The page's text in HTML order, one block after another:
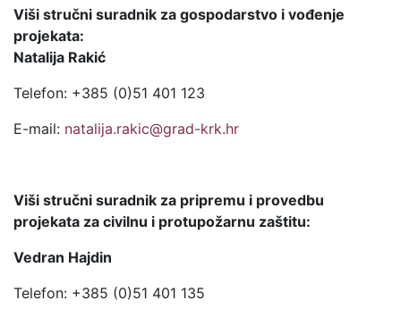
Viši stručni suradnik za gospodarstvo i vođenje
projekata:
Natalija Rakić
Telefon: +385 (0)51 401 123
E-mail: natalija.rakic@grad-krk.hr
Viši stručni suradnik za pripremu i provedbu
projekata za civilnu i protupožarnu zaštitu:
Vedran Hajdin
Telefon: +385 (0)51 401 135